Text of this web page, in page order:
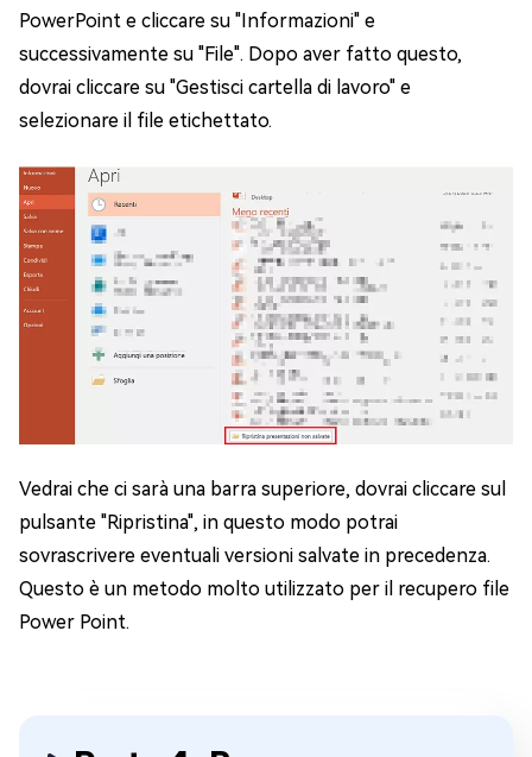
PowerPoint e cliccare su "Informazioni" e
successivamente su "File". Dopo aver fatto questo,
dovrai cliccare su "Gestisci cartella di lavoro" e
selezionare il file etichettato.
Vedrai che ci sarà una barra superiore, dovrai cliccare sul
pulsante "Ripristina", in questo modo potrai
sovrascrivere eventuali versioni salvate in precedenza.
Questo è un metodo molto utilizzato per il recupero file
Power Point.